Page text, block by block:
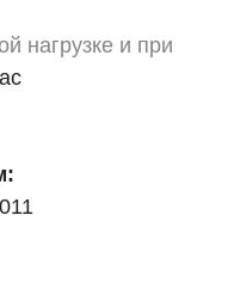
нагрузке и при